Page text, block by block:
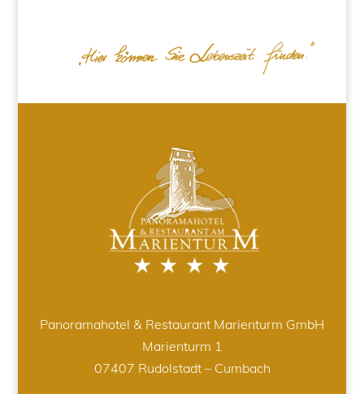
Panoramahotel & Restaurant Marienturm GmbH
Marienturm 1
07407 Rudolstadt – Cumbach